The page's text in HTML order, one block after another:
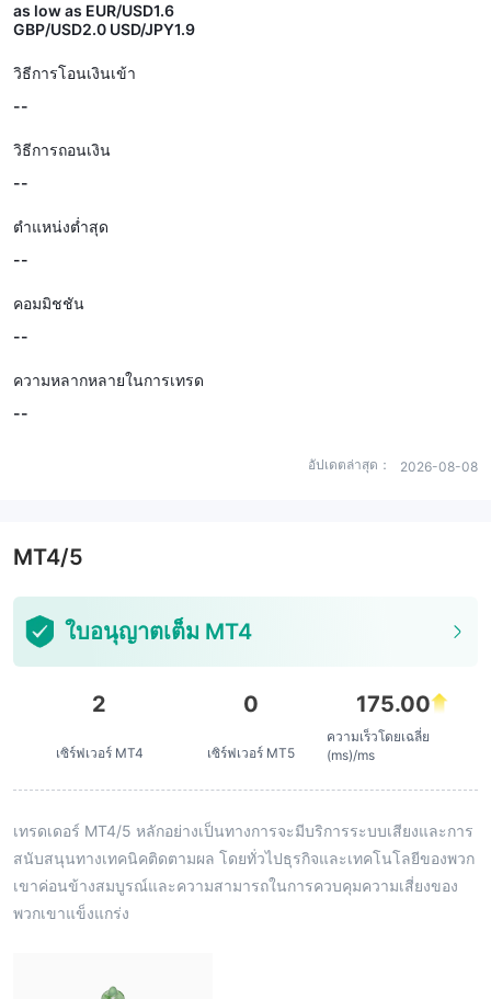
as low as EUR/USD1.6
GBP/USD2.0 USD/JPY1.9
วิธีการโอนเงินเข้า
--
วิธีการถอนเงิน
--
ตำแหน่งต่ำสุด
--
คอมมิชชัน
--
ความหลากหลายในการเทรด
--
อัปเดตล่าสุด： 2026-08-08
MT4/5
ใบอนุญาตเต็ม MT4
2
เซิร์ฟเวอร์ MT4
0
เซิร์ฟเวอร์ MT5
175.00
ความเร็วโดยเฉลี่ย
(ms)/ms
เทรดเดอร์ MT4/5 หลักอย่างเป็นทางการจะมีบริการระบบเสียงและการ
สนับสนุนทางเทคนิคติดตามผล โดยทั่วไปธุรกิจและเทคโนโลยีของพวก
เขาค่อนข้างสมบูรณ์และความสามารถในการควบคุมความเสี่ยงของ
พวกเขาแข็งแกร่ง